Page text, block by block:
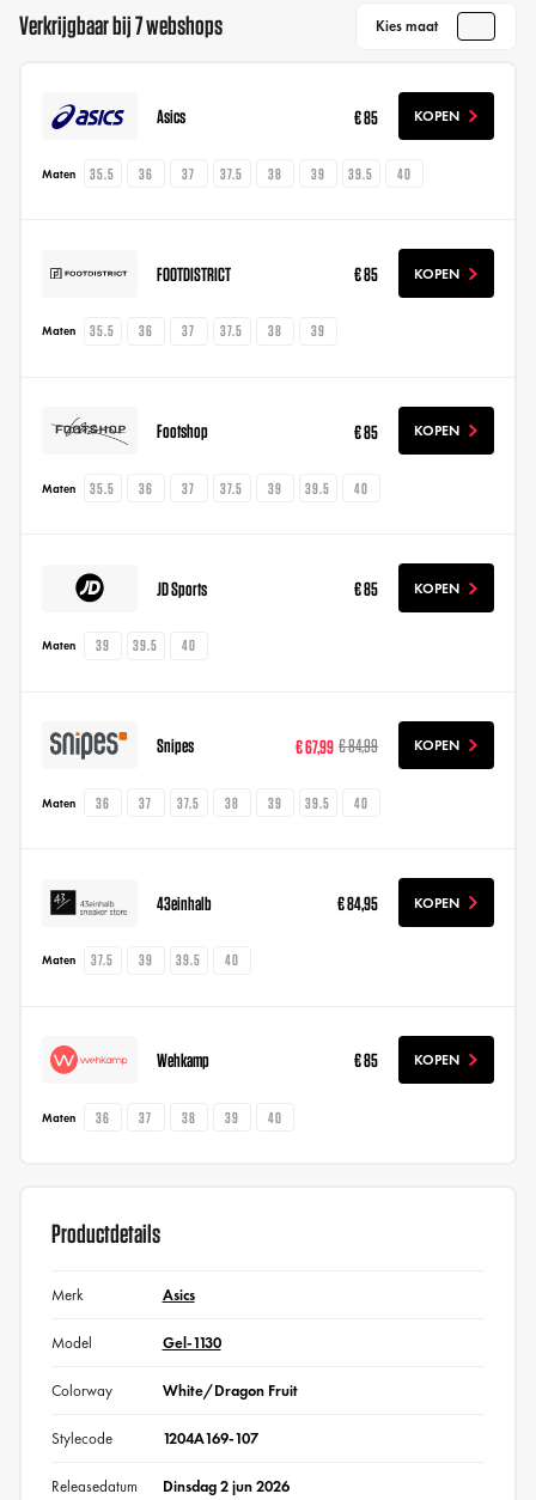
Verkrijgbaar bij 7 webshops Kies maat
Asics € 85 KOPEN
Maten 35.5 36 37 37.5 38 39 39.5 40
FOOTDISTRICT € 85 KOPEN
Maten 35.5 36 37 37.5 38 39
Footshop € 85 KOPEN
Maten 35.5 36 37 37.5 39 39.5 40
JD Sports € 85 KOPEN
Maten 39 39.5 40
Snipes € 67,99 € 84,99 KOPEN
Maten 36 37 37.5 38 39 39.5 40
43einhalb € 84,95 KOPEN
Maten 37.5 39 39.5 40
Wehkamp € 85 KOPEN
Maten 36 37 38 39 40
Productdetails
Merk Asics
Model Gel-1130
Colorway White/Dragon Fruit
Stylecode 1204A169-107
Releasedatum Dinsdag 2 jun 2026